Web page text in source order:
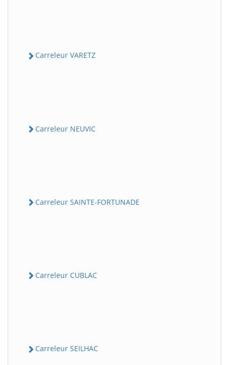
Carreleur VARETZ
Carreleur NEUVIC
Carreleur SAINTE-FORTUNADE
Carreleur CUBLAC
Carreleur SEILHAC